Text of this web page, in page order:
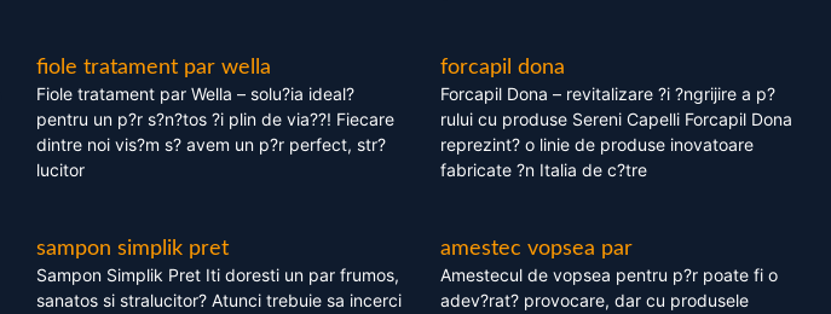
fiole tratament par wella
Fiole tratament par Wella – solu?ia ideal?
pentru un p?r s?n?tos ?i plin de via??! Fiecare
dintre noi vis?m s? avem un p?r perfect, str?
lucitor
forcapil dona
Forcapil Dona – revitalizare ?i ?ngrijire a p?
rului cu produse Sereni Capelli Forcapil Dona
reprezint? o linie de produse inovatoare
fabricate ?n Italia de c?tre
sampon simplik pret
Sampon Simplik Pret Iti doresti un par frumos,
sanatos si stralucitor? Atunci trebuie sa incerci
amestec vopsea par
Amestecul de vopsea pentru p?r poate fi o
adev?rat? provocare, dar cu produsele